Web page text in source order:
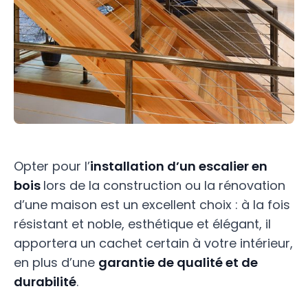
Opter pour l’installation d’un escalier en
bois lors de la construction ou la rénovation
d’une maison est un excellent choix : à la fois
résistant et noble, esthétique et élégant, il
apportera un cachet certain à votre intérieur,
en plus d’une garantie de qualité et de
durabilité.